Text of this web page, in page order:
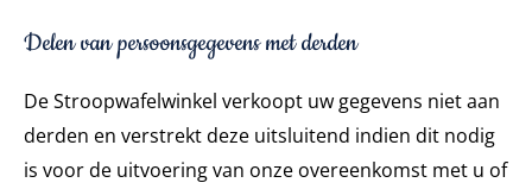
Delen van persoonsgegevens met derden
De Stroopwafelwinkel verkoopt uw gegevens niet aan
derden en verstrekt deze uitsluitend indien dit nodig
is voor de uitvoering van onze overeenkomst met u of